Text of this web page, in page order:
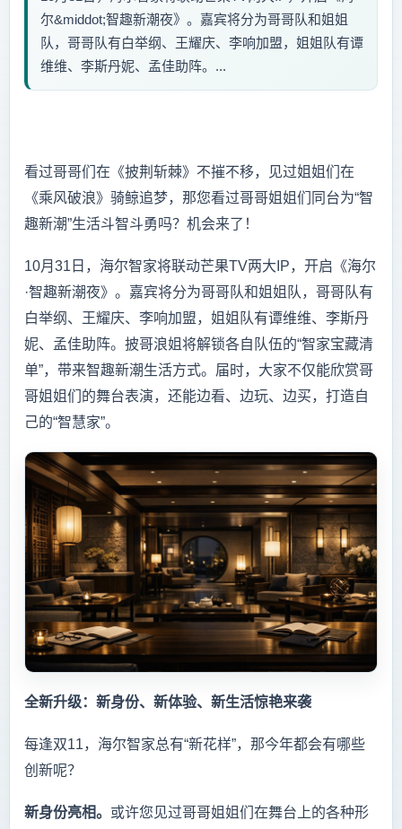
尔&middot;智趣新潮夜》。嘉宾将分为哥哥队和姐姐
队，哥哥队有白举纲、王耀庆、李响加盟，姐姐队有谭
维维、李斯丹妮、孟佳助阵。...
看过哥哥们在《披荆斩棘》不摧不移，见过姐姐们在
《乘风破浪》骑鲸追梦，那您看过哥哥姐姐们同台为“智
趣新潮”生活斗智斗勇吗？机会来了！
10月31日，海尔智家将联动芒果TV两大IP，开启《海尔
·智趣新潮夜》。嘉宾将分为哥哥队和姐姐队，哥哥队有
白举纲、王耀庆、李响加盟，姐姐队有谭维维、李斯丹
妮、孟佳助阵。披哥浪姐将解锁各自队伍的“智家宝藏清
单”，带来智趣新潮生活方式。届时，大家不仅能欣赏哥
哥姐姐们的舞台表演，还能边看、边玩、边买，打造自
己的“智慧家”。
全新升级：新身份、新体验、新生活惊艳来袭
每逢双11，海尔智家总有“新花样”，那今年都会有哪些
创新呢？
新身份亮相。 或许您见过哥哥姐姐们在舞台上的各种形